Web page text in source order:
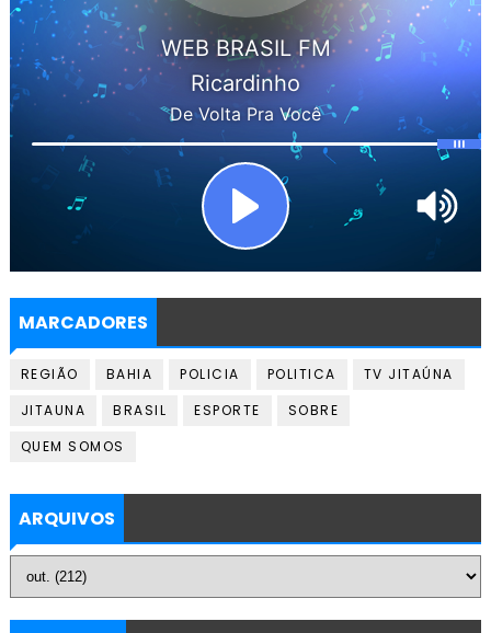
MARCADORES
REGIÃO BAHIA POLICIA POLITICA
TV JITAÚNA
JITAUNA
BRASIL ESPORTE
SOBRE
QUEM SOMOS
ARQUIVOS